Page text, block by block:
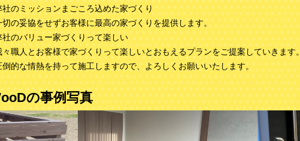
社のミッションまごころ込めた家づくり
切の妥協をせずお客様に最高の家づくりを提供します。
社のバリュー家づくりって楽しい
々職人とお客様で家づくりって楽しいとおもえるプランをご提案していきます
倒的な情熱を持って施工しますので、よろしくお願いいたします。
の事例写真